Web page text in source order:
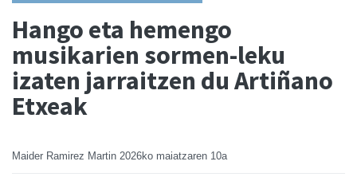
Hango eta hemengo
musikarien sormen-leku
izaten jarraitzen du Artiñano
Etxeak
Maider Ramirez Martin 2026ko maiatzaren 10a